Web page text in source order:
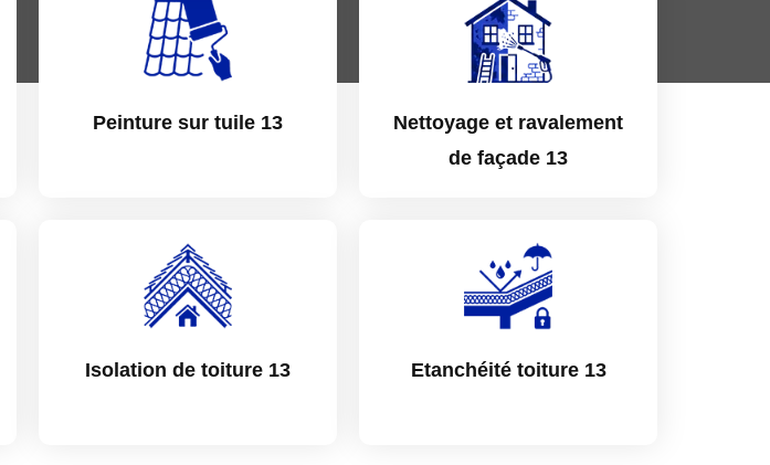
Peinture sur tuile 13
Nettoyage et ravalement
de façade 13
Isolation de toiture 13 Etanchéité toiture 13